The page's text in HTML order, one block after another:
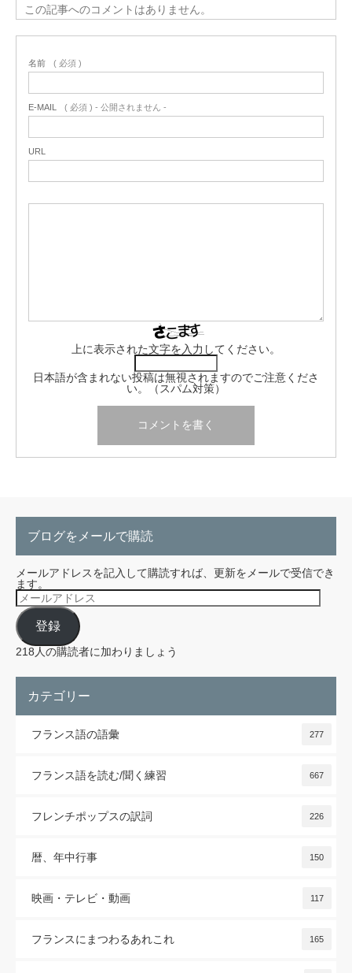
この記事へのコメントはありません。
名前 ( 必須 )
E-MAIL ( 必須 ) - 公開されません -
URL
上に表示された文字を入力してください。
日本語が含まれない投稿は無視されますのでご注意くださ
い。（スパム対策）
ブログをメールで購読
メールアドレスを記入して購読すれば、更新をメールで受信でき
ます。
メ
ー
ル
ア
ド
レ
登録
218人の購読者に加わりましょう
カテゴリー
フランス語の語彙 277
フランス語を読む/聞く練習 667
フレンチポップスの訳詞 226
暦、年中行事 150
映画・テレビ・動画 117
フランスにまつわるあれこれ 165